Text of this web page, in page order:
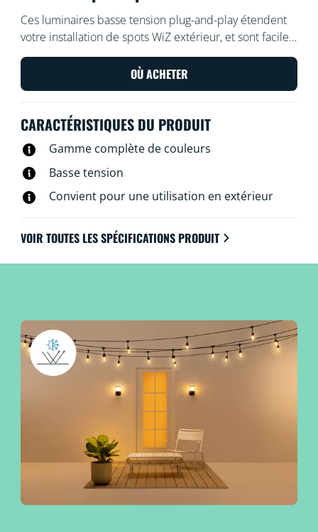
Ces luminaires basse tension plug-and-play étendent
votre installation de spots WiZ extérieur, et sont faciles
et sûrs à installer. Disposez-les ou réorganisez-les à
votre goût, sans câblage supplémentaire. Utilisez votre
réseau Wi-Fi existant pour contrôler les lumières avec
OÙ ACHETER
CARACTÉRISTIQUES DU PRODUIT
Gamme complète de couleurs
Basse tension
Convient pour une utilisation en extérieur
VOIR TOUTES LES SPÉCIFICATIONS PRODUIT